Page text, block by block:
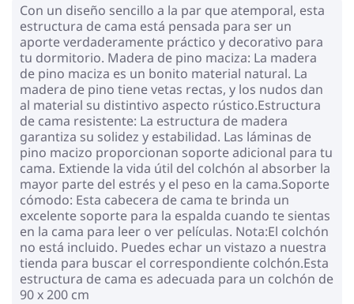
Con un diseño sencillo a la par que atemporal, esta
estructura de cama está pensada para ser un
aporte verdaderamente práctico y decorativo para
tu dormitorio. Madera de pino maciza: La madera
de pino maciza es un bonito material natural. La
madera de pino tiene vetas rectas, y los nudos dan
al material su distintivo aspecto rústico.Estructura
de cama resistente: La estructura de madera
garantiza su solidez y estabilidad. Las láminas de
pino macizo proporcionan soporte adicional para tu
cama. Extiende la vida útil del colchón al absorber la
mayor parte del estrés y el peso en la cama.Soporte
cómodo: Esta cabecera de cama te brinda un
excelente soporte para la espalda cuando te sientas
en la cama para leer o ver películas. Nota:El colchón
no está incluido. Puedes echar un vistazo a nuestra
tienda para buscar el correspondiente colchón.Esta
estructura de cama es adecuada para un colchón de
90 x 200 cm